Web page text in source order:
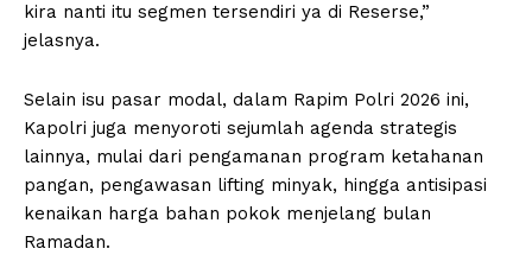
kira nanti itu segmen tersendiri ya di Reserse,”
jelasnya.
Selain isu pasar modal, dalam Rapim Polri 2026 ini,
Kapolri juga menyoroti sejumlah agenda strategis
lainnya, mulai dari pengamanan program ketahanan
pangan, pengawasan lifting minyak, hingga antisipasi
kenaikan harga bahan pokok menjelang bulan
Ramadan.